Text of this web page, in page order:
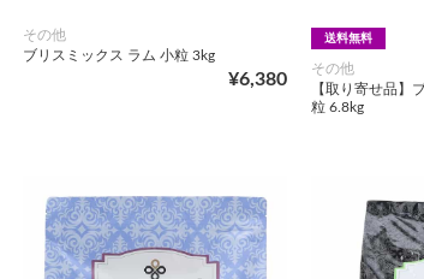
その他
ブリスミックス ラム 小粒 3kg
¥6,380
送料無料
その他
【取り寄せ品】
粒 6.8kg